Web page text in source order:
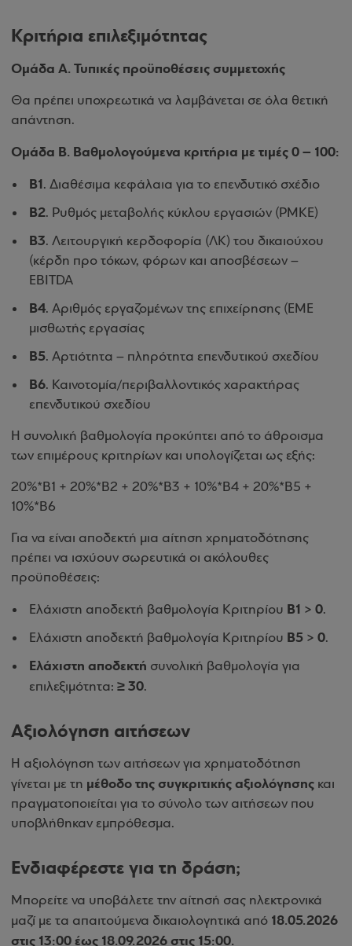
Κριτήρια επιλεξιμότητας
Ομάδα Α. Τυπικές προϋποθέσεις συμμετοχής
Θα πρέπει υποχρεωτικά να λαμβάνεται σε όλα θετική
απάντηση.
Ομάδα Β. Βαθμολογούμενα κριτήρια με τιμές 0 – 100:
Β1. Διαθέσιμα κεφάλαια για το επενδυτικό σχέδιο
Β2. Ρυθμός μεταβολής κύκλου εργασιών (ΡΜΚΕ)
Β3. Λειτουργική κερδοφορία (ΛΚ) του δικαιούχου
(κέρδη προ τόκων, φόρων και αποσβέσεων –
EBITDA
Β4. Αριθμός εργαζομένων της επιχείρησης (ΕΜΕ
μισθωτής εργασίας
Β5. Αρτιότητα – πληρότητα επενδυτικού σχεδίου
Β6. Καινοτομία/περιβαλλοντικός χαρακτήρας
επενδυτικού σχεδίου
Η συνολική βαθμολογία προκύπτει από το άθροισμα
των επιμέρους κριτηρίων και υπολογίζεται ως εξής:
20%*Β1 + 20%*Β2 + 20%*Β3 + 10%*Β4 + 20%*Β5 +
10%*Β6
Για να είναι αποδεκτή μια αίτηση χρηματοδότησης
πρέπει να ισχύουν σωρευτικά οι ακόλουθες
προϋποθέσεις:
Ελάχιστη αποδεκτή βαθμολογία Κριτηρίου Β1 > 0.
Ελάχιστη αποδεκτή βαθμολογία Κριτηρίου Β5 > 0.
Ελάχιστη αποδεκτή συνολική βαθμολογία για
επιλεξιμότητα: ≥ 30.
Αξιολόγηση αιτήσεων
Η αξιολόγηση των αιτήσεων για χρηματοδότηση
γίνεται με τη μέθοδο της συγκριτικής αξιολόγησης και
πραγματοποιείται για το σύνολο των αιτήσεων που
υποβλήθηκαν εμπρόθεσμα.
Ενδιαφέρεστε για τη δράση;
Μπορείτε να υποβάλετε την αίτησή σας ηλεκτρονικά
μαζί με τα απαιτούμενα δικαιολογητικά από 18.05.2026
στις 13:00 έως 18.09.2026 στις 15:00.